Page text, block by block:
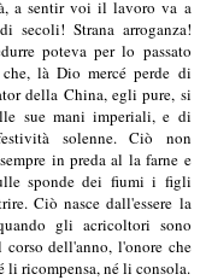
a sentir voi il lavoro va a
secoli! Strana arroganza!
poteva per lo passato
là Dio mercé perde di
della China, egli pure, si
sue mani imperiali, e di
solenne. Ciò non
in preda al la farne e
sponde dei fiumi i figli
Ciò nasce dall'essere la
gli acricoltori sono
dell'anno, l'onore che
li ricompensa, né li consola.